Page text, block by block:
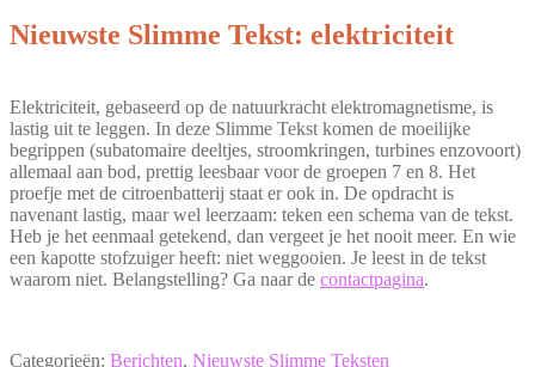
Nieuwste Slimme Tekst: elektriciteit
Elektriciteit, gebaseerd op de natuurkracht elektromagnetisme, is
lastig uit te leggen. In deze Slimme Tekst komen de moeilijke
begrippen (subatomaire deeltjes, stroomkringen, turbines enzovoort)
allemaal aan bod, prettig leesbaar voor de groepen 7 en 8. Het
proefje met de citroenbatterij staat er ook in. De opdracht is
navenant lastig, maar wel leerzaam: teken een schema van de tekst.
Heb je het eenmaal getekend, dan vergeet je het nooit meer. En wie
een kapotte stofzuiger heeft: niet weggooien. Je leest in de tekst
waarom niet. Belangstelling? Ga naar de contactpagina.
Categorieën: Berichten, Nieuwste Slimme Teksten